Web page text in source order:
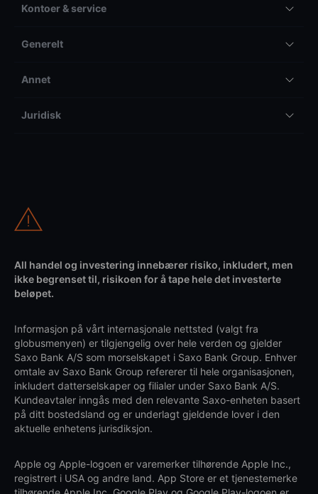
Kontoer & service
Generelt
Annet
Juridisk
All handel og investering innebærer risiko, inkludert, men
ikke begrenset til, risikoen for å tape hele det investerte
beløpet.
Informasjon på vårt internasjonale nettsted (valgt fra
globusmenyen) er tilgjengelig over hele verden og gjelder
Saxo Bank A/S som morselskapet i Saxo Bank Group. Enhver
omtale av Saxo Bank Group refererer til hele organisasjonen,
inkludert datterselskaper og filialer under Saxo Bank A/S.
Kundeavtaler inngås med den relevante Saxo-enheten basert
på ditt bostedsland og er underlagt gjeldende lover i den
aktuelle enhetens jurisdiksjon.
Apple og Apple-logoen er varemerker tilhørende Apple Inc.,
registrert i USA og andre land. App Store er et tjenestemerke